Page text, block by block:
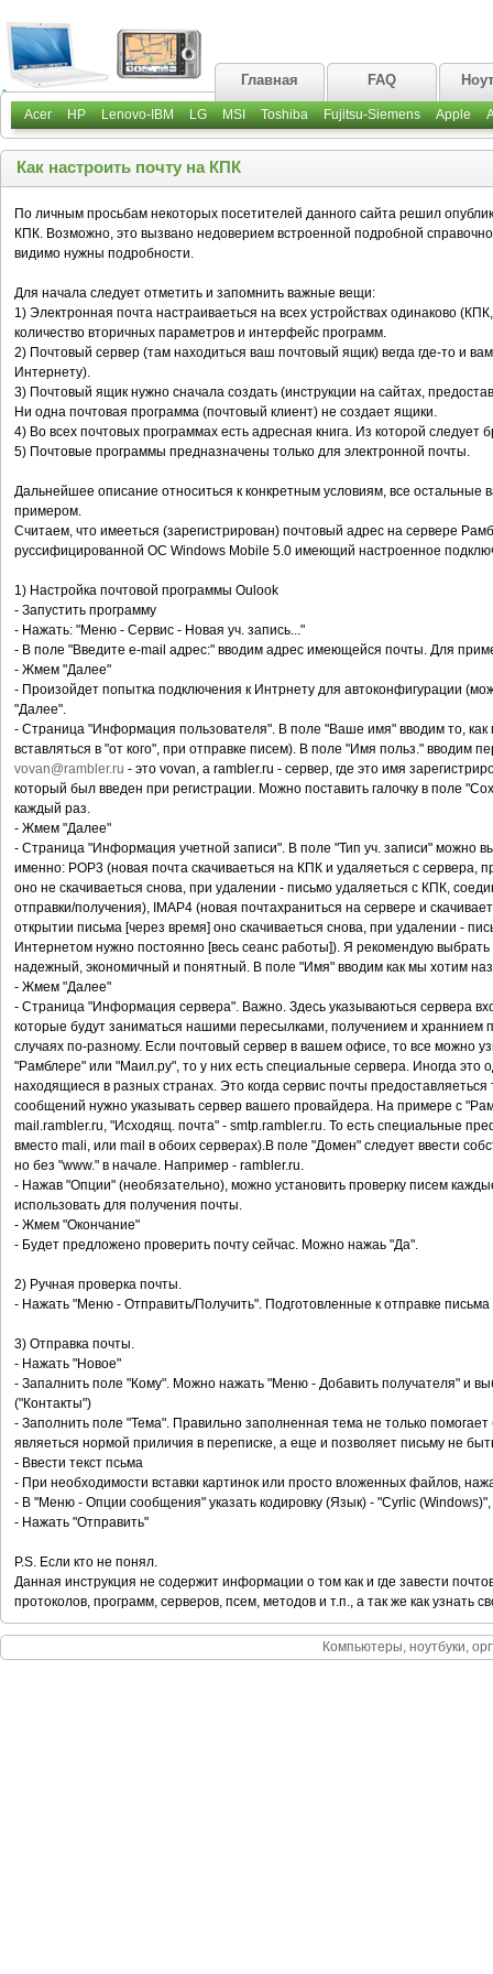
Главная FAQ
Acer HP Lenovo-IBM LG MSI Toshiba Fujitsu-Siemens Apple
Как настроить почту на КПК
По личным просьбам некоторых посетителей данного сайта решил
КПК. Возможно, это вызвано недоверием встроенной подробной
видимо нужны подробности.
Для начала следует отметить и запомнить важные вещи:
1) Электронная почта настраиваеться на всех устройствах одинаково
количество вторичных параметров и интерфейс программ.
2) Почтовый сервер (там находиться ваш почтовый ящик) вегда где-то и
Интернету).
3) Почтовый ящик нужно сначала создать (инструкции на сайтах,
Ни одна почтовая программа (почтовый клиент) не создает ящики.
4) Во всех почтовых программах есть адресная книга. Из которой
5) Почтовые программы предназначены только для электронной почты.
Дальнейшее описание относиться к конкретным условиям, все
примером.
Считаем, что имееться (зарегистрирован) почтовый адрес на сервере
руссифицированной ОС Windows Mobile 5.0 имеющий настроенное
1) Настройка почтовой программы Oulook
- Запустить программу
- Нажать: "Меню - Сервис - Новая уч. запись..."
- В поле "Введите e-mail адрес:" вводим адрес имеющейся почты. Для
- Жмем "Далее"
- Произойдет попытка подключения к Интрнету для автоконфигурации
"Далее".
- Страница "Информация пользователя". В поле "Ваше имя" вводим то, как
вставляться в "от кого", при отправке писем). В поле "Имя польз." вводим
vovan@rambler.ru - это vovan, а rambler.ru - сервер, где это имя
который был введен при регистрации. Можно поставить галочку в поле
каждый раз.
- Жмем "Далее"
- Страница "Информация учетной записи". В поле "Тип уч. записи" можно
именно: POP3 (новая почта скачиваеться на КПК и удаляеться с сервера,
оно не скачиваеться снова, при удалении - письмо удаляеться с КПК,
отправки/получения), IMAP4 (новая почтахраниться на сервере и
открытии письма [через время] оно скачиваеться снова, при удалении -
Интернетом нужно постоянно [весь сеанс работы]). Я рекомендую выбрать
надежный, экономичный и понятный. В поле "Имя" вводим как мы хотим
- Жмем "Далее"
- Страница "Информация сервера". Важно. Здесь указываються сервера
которые будут заниматься нашими пересылками, получением и храннием
случаях по-разному. Если почтовый сервер в вашем офисе, то все можно
"Рамблере" или "Маил.ру", то у них есть специальные сервера. Иногда это
находящиеся в разных странах. Это когда сервис почты
сообщений нужно указывать сервер вашего провайдера. На примере с
mail.rambler.ru, "Исходящ. почта" - smtp.rambler.ru. То есть специальные
вместо mali, или mail в обоих серверах).В поле "Домен" следует ввести
но без "www." в начале. Например - rambler.ru.
- Нажав "Опции" (необязательно), можно установить проверку писем
использовать для получения почты.
- Жмем "Окончание"
- Будет предложено проверить почту сейчас. Можно нажаь "Да".
2) Ручная проверка почты.
- Нажать "Меню - Отправить/Получить". Подготовленные к отправке
3) Отправка почты.
- Нажать "Новое"
- Запалнить поле "Кому". Можно нажать "Меню - Добавить получателя" и
("Контакты")
- Заполнить поле "Тема". Правильно заполненная тема не только
являеться нормой приличия в переписке, а еще и позволяет письму не
- Ввести текст псьма
- При необходимости вставки картинок или просто вложенных файлов,
- В "Меню - Опции сообщения" указать кодировку (Язык) - "Cyrlic
- Нажать "Отправить"
P.S. Если кто не понял.
Данная инструкция не содержит информации о том как и где завести
протоколов, программ, серверов, псем, методов и т.п., а так же как узнать
Компьютеры, ноутбуки,